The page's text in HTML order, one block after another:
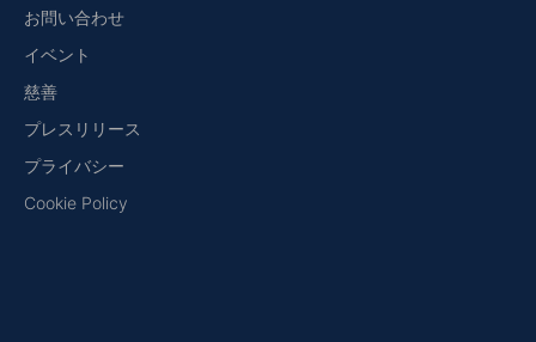
お問い合わせ
イベント
慈善
プレスリリース
プライバシー
Cookie Policy